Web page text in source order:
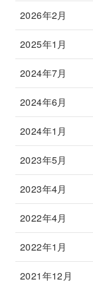
2026年2月
2025年1月
2024年7月
2024年6月
2024年1月
2023年5月
2023年4月
2022年4月
2022年1月
2021年12月